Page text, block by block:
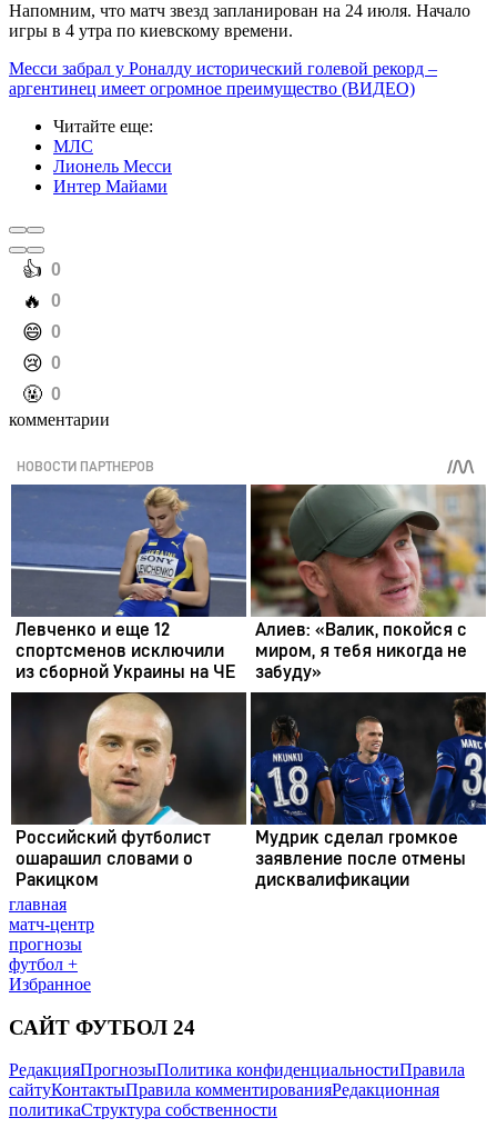
Напомним, что матч звезд запланирован на 24 июля. Начало
игры в 4 утра по киевскому времени.
Месси забрал у Роналду исторический голевой рекорд –
аргентинец имеет огромное преимущество (ВИДЕО)
Читайте еще:
МЛС
Лионель Месси
Интер Майами
️👍 0
️🔥 0
️😄 0
️😢 0
️🤬 0
комментарии
главная
матч-центр
прогнозы
футбол +
Избранное
САЙТ ФУТБОЛ 24
РедакцияПрогнозыПолитика конфиденциальностиПравила
сайтуКонтактыПравила комментированияРедакционная
политикаСтруктура собственности